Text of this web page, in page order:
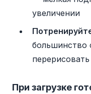
увеличении
большинство
При загрузке